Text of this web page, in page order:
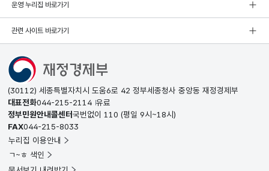
운영 누리집 바로가기
관련 사이트 바로가기
(30112) 세종특별자치시 도움6로 42 정부세종청사 중앙동 재정경제부
대표전화044-215-2114 유료
정부민원안내콜센터국번없이 110 (평일 9시~18시)
FAX044-215-8033
누리집 이용안내
ㄱ~ㅎ 색인